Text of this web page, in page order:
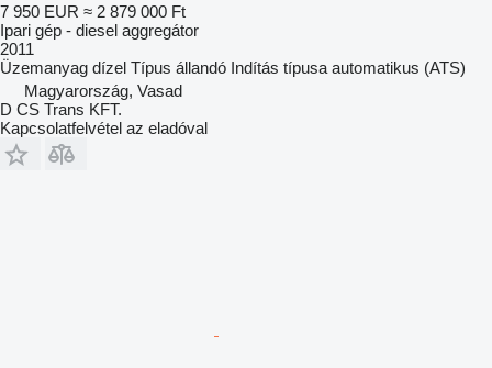
7 950 EUR ≈ 2 879 000 Ft
Ipari gép - diesel aggregátor
2011
Üzemanyag dízel Típus állandó Indítás típusa automatikus (ATS)
Magyarország, Vasad
D CS Trans KFT.
Kapcsolatfelvétel az eladóval